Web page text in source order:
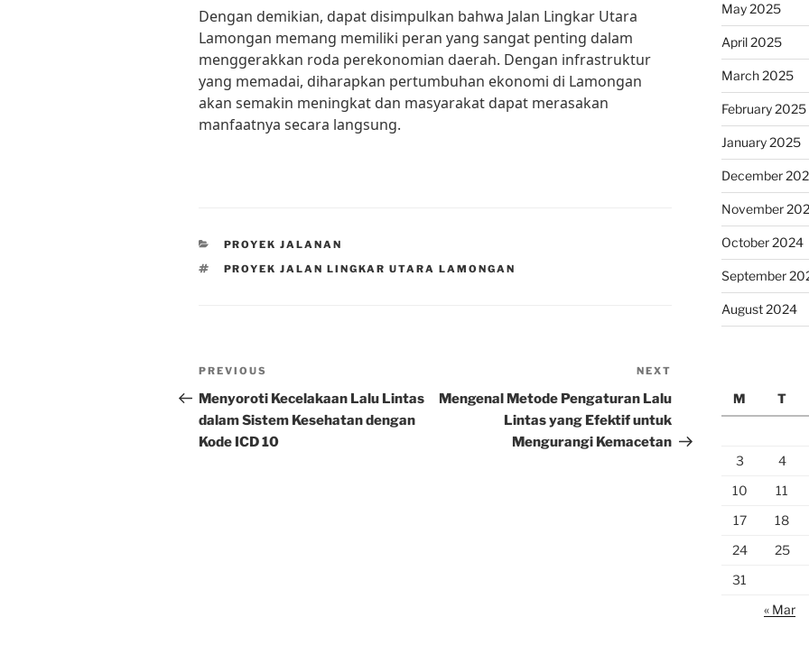
Dengan demikian, dapat disimpulkan bahwa Jalan Lingkar Utara
Lamongan memang memiliki peran yang sangat penting dalam
menggerakkan roda perekonomian daerah. Dengan infrastruktur
yang memadai, diharapkan pertumbuhan ekonomi di Lamongan
akan semakin meningkat dan masyarakat dapat merasakan
manfaatnya secara langsung.
CATEGORIES
PROYEK JALANAN
TAGS
PROYEK JALAN LINGKAR UTARA LAMONGAN
Post
navigation
Previous
Post
PREVIOUS
Menyoroti Kecelakaan Lalu Lintas
dalam Sistem Kesehatan dengan
Kode ICD 10
Post
NEXT
Mengenal Metode Pengaturan Lalu
Lintas yang Efektif untuk
Mengurangi Kemacetan
May 2025
April 2025
March 2025
February 2025
January 2025
December
November
October 2024
September
August 2024
M
T
3
4
10
11
17
18
24
25
31
« Mar